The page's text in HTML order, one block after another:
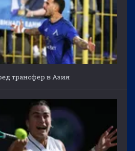
трансфер в Азия